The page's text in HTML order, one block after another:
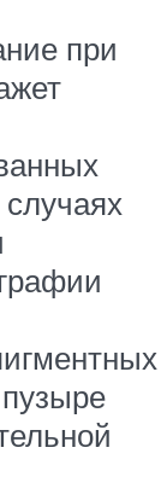
при